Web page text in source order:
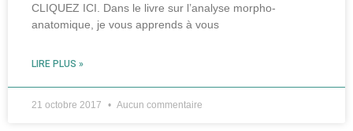
CLIQUEZ ICI. Dans le livre sur l’analyse morpho-
anatomique, je vous apprends à vous
LIRE PLUS »
21 octobre 2017 Aucun commentaire